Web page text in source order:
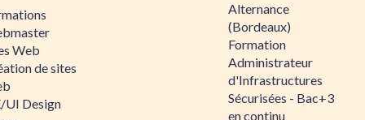
Web
de sites
UI Design
Alternance
(Bordeaux)
Formation
Administrateur
d'Infrastructures
Sécurisées - Bac+3
en continu